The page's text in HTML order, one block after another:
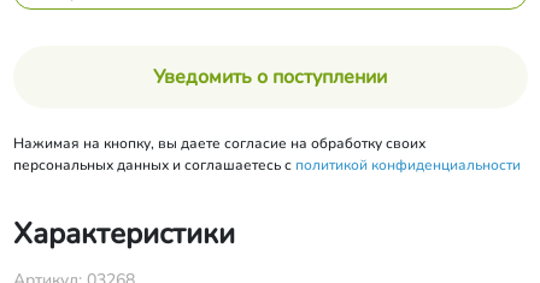
Уведомить о поступлении
Нажимая на кнопку, вы даете согласие на обработку своих
персональных данных и соглашаетесь с политикой конфиденциальности
Характеристики